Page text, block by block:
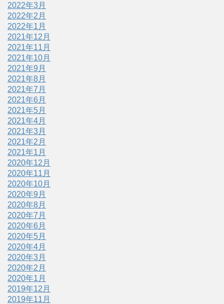
2022年3月
2022年2月
2022年1月
2021年12月
2021年11月
2021年10月
2021年9月
2021年8月
2021年7月
2021年6月
2021年5月
2021年4月
2021年3月
2021年2月
2021年1月
2020年12月
2020年11月
2020年10月
2020年9月
2020年8月
2020年7月
2020年6月
2020年5月
2020年4月
2020年3月
2020年2月
2020年1月
2019年12月
2019年11月